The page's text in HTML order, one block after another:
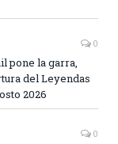
0
pone la garra,
del Leyendas
2026
0